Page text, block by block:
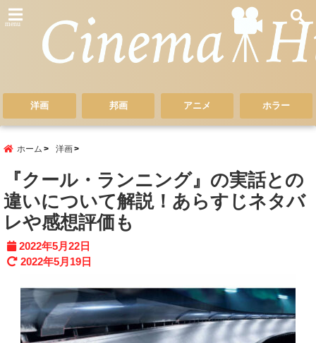
menu
洋画 邦画 アニメ ホラー
ホーム 洋画
『クール・ランニング』の実話との
違いについて解説！あらすじネタバ
レや感想評価も
2022年5月22日
2022年5月19日